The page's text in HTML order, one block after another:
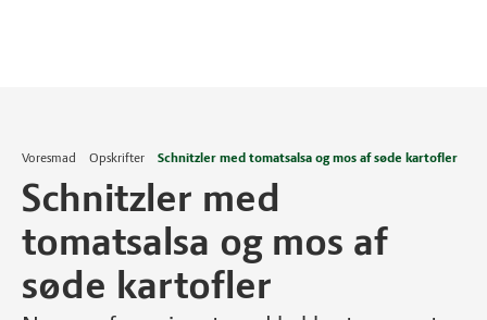
Voresmad Opskrifter Schnitzler med tomatsalsa og mos af søde kartofler
Schnitzler med
tomatsalsa og mos af
søde kartofler